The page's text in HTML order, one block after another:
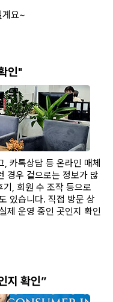
게요~
인"
, 카톡상담 등 온라인 매체
경우 겉으로는 정보가 많
, 회원 수 조작 등으로
있습니다. 직접 방문 상
제 운영 중인 곳인지 확인
지 확인”